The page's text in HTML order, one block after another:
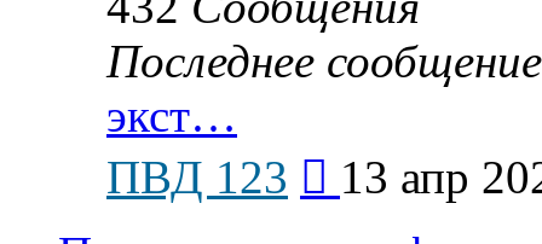
Последнее сообщение
экст…
ПВД 123
последнему
13 апр